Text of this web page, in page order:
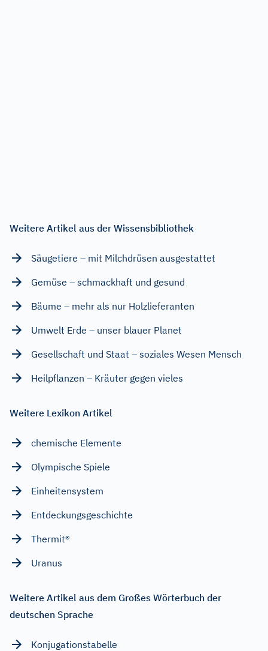
Weitere Artikel aus der Wissensbibliothek
Säugetiere – mit Milchdrüsen ausgestattet
Gemüse – schmackhaft und gesund
Bäume – mehr als nur Holzlieferanten
Umwelt Erde – unser blauer Planet
Gesellschaft und Staat – soziales Wesen Mensch
Heilpflanzen – Kräuter gegen vieles
Weitere Lexikon Artikel
chemische Elemente
Olympische Spiele
Einheitensystem
Entdeckungsgeschichte
Thermit®
Uranus
Weitere Artikel aus dem Großes Wörterbuch der
deutschen Sprache
Konjugationstabelle